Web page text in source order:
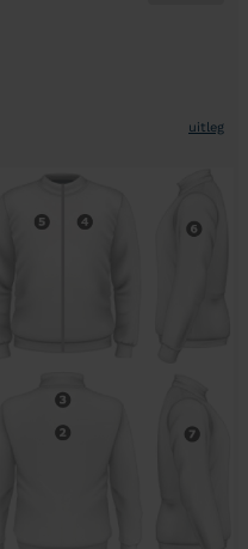
uitleg